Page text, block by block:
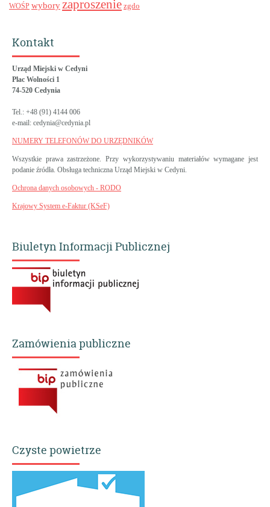
WOŚP wyboryzaproszenie zgdo
Kontakt
Urząd Miejski w Cedyni
Plac Wolności 1
74-520 Cedynia
Tel.: +48 (91) 4144 006
e-mail: cedynia@cedynia.pl
NUMERY TELEFONÓW DO URZĘDNIKÓW
Wszystkie prawa zastrzeżone. Przy wykorzystywaniu materiałów wymagane jest
podanie źródła. Obsługa techniczna Urząd Miejski w Cedyni.
Ochrona danych osobowych - RODO
Krajowy System e-Faktur (KSeF)
Biuletyn Informacji Publicznej
Zamówienia publiczne
Czyste powietrze